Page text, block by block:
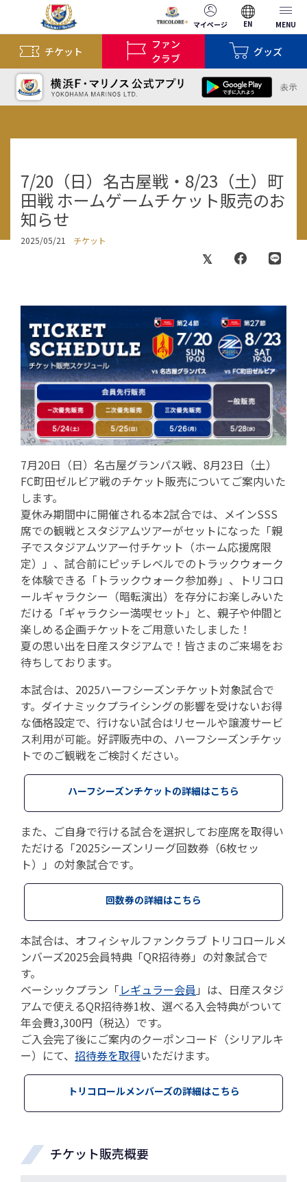
マイページ EN MENU
チケット
ファン
クラブ
グッズ
7/20（日）名古屋戦・8/23（土）町
田戦 ホームゲームチケット販売のお
知らせ
2025/05/21 チケット
7月20日（日）名古屋グランパス戦、8月23日（土）
FC町田ゼルビア戦のチケット販売についてご案内いた
します。
夏休み期間中に開催される本2試合では、メインSSS
席での観戦とスタジアムツアーがセットになった「親
子でスタジアムツアー付チケット（ホーム応援席限
定）」、試合前にピッチレベルでのトラックウォーク
を体験できる「トラックウォーク参加券」、トリコロ
ールギャラクシー（暗転演出）を存分にお楽しみいた
だける「ギャラクシー満喫セット」と、親子や仲間と
楽しめる企画チケットをご用意いたしました！
夏の思い出を日産スタジアムで！皆さまのご来場をお
待ちしております。
本試合は、2025ハーフシーズンチケット対象試合で
す。ダイナミックプライシングの影響を受けないお得
な価格設定で、行けない試合はリセールや譲渡サービ
ス利用が可能。好評販売中の、ハーフシーズンチケッ
トでのご観戦をご検討ください。
ハーフシーズンチケットの詳細はこちら
また、ご自身で行ける試合を選択してお座席を取得い
ただける「2025シーズンリーグ回数券（6枚セッ
ト）」の対象試合です。
回数券の詳細はこちら
本試合は、オフィシャルファンクラブ トリコロールメ
ンバーズ2025会員特典「QR招待券」の対象試合で
す。
ベーシックプラン「レギュラー会員 」は、日産スタジ
アムで使えるQR招待券1枚、選べる入会特典がついて
年会費3,300円（税込）です。
ご入会完了後にご案内のクーポンコード（シリアルキ
ー）にて、 招待券を取得いただけます。
トリコロールメンバーズの詳細はこちら
チケット販売概要